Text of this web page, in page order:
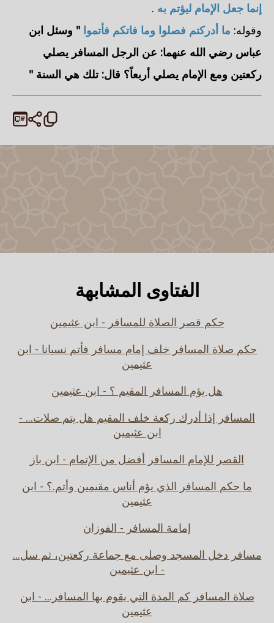
إنما جعل الإمام ليؤتم به .
وقوله: ما أدركتم فصلوا وما فاتكم فأتموا " وسئل ابن
عباس رضي الله عنهما: عن الرجل المسافر يصلي
ركعتين ومع الإمام يصلي أربعاً؟ قال: تلك هي السنة "
الفتاوى المشابهة
حكم قصر الصلاة للمسافر - ابن عثيمين
حكم صلاة المسافر خلف إمام مسافر فأتم نسيانا - ابن
عثيمين
هل يؤم المسافر المقيم ؟ - ابن عثيمين
المسافر إذا أدرك ركعة خلف المقيم هل يتم صلات... -
ابن عثيمين
القصر للإمام المسافر أفضل من الإتمام - ابن باز
ما حكم المسافر الذي يؤم أناس مقيمين وأتم.؟ - ابن
عثيمين
إمامة المسافر - الفوزان
مسافر دخل المسجد وصلى مع جماعة ركعتين، ثم سل...
- ابن عثيمين
صلاة المسافر كم المدة التي يقوم بها المسافر... - ابن
عثيمين